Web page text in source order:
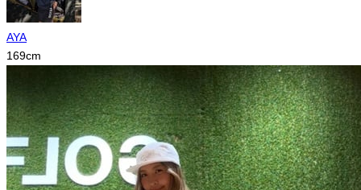
AYA
169cm